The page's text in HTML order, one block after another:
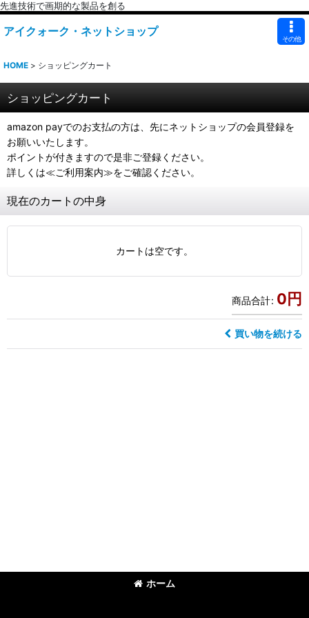
先進技術で画期的な製品を創る
アイクォーク・ネットショップ
その他
HOME > ショッピングカート
ショッピングカート
amazon payでのお支払の方は、先にネットショップの会員登録を
お願いいたします。
ポイントが付きますので是非ご登録ください。
詳しくは≪ご利用案内≫をご確認ください。
現在のカートの中身
カートは空です。
商品合計: 0円
買い物を続ける
ホーム